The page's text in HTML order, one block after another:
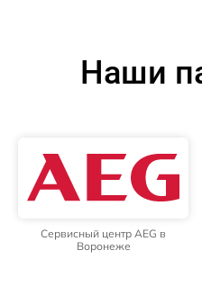
Наши
Сервисный центр AEG в
Воронеже